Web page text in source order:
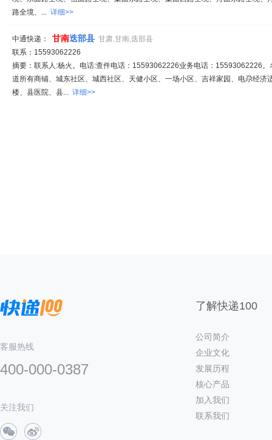
路全境、... 详细>>
中通快递： 甘南迭部县 甘肃,甘南,迭部县
联系：15593062226
摘要：联系人:杨火。电话:查件电话：15593062226业务电话：15593062226。
道所有商铺、城东社区、城西社区、天健小区、一场小区、吉祥家园、电尕经济
楼、县医院、县... 详细>>
客服热线
400-000-0387
关注我们
了解快递100
公司简介
企业文化
发展历程
核心产品
加入我们
联系我们